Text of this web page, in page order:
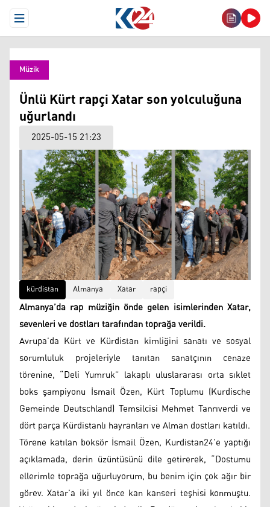
Open Menu
Müzik
Ünlü Kürt rapçi Xatar son yolculuğuna
uğurlandı
2025-05-15 21:23
kürdistan Almanya Xatar rapçi
Almanya’da rap müziğin önde gelen isimlerinden Xatar,
sevenleri ve dostları tarafından toprağa verildi.
Avrupa’da Kürt ve Kürdistan kimliğini sanatı ve sosyal
sorumluluk projeleriyle tanıtan sanatçının cenaze
törenine, “Deli Yumruk” lakaplı uluslararası orta sıklet
boks şampiyonu İsmail Özen, Kürt Toplumu (Kurdische
Gemeinde Deutschland) Temsilcisi Mehmet Tanrıverdi ve
dört parça Kürdistanlı hayranları ve Alman dostları katıldı.
Törene katılan boksör İsmail Özen, Kurdistan24’e yaptığı
açıklamada, derin üzüntüsünü dile getirerek, “Dostumu
ellerimle toprağa uğurluyorum, bu benim için çok ağır bir
görev. Xatar’a iki yıl önce kan kanseri teşhisi konmuştu.